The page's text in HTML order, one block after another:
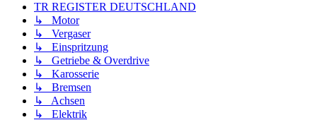
TR REGISTER DEUTSCHLAND
↳ Motor
↳ Vergaser
↳ Einspritzung
↳ Getriebe & Overdrive
↳ Karosserie
↳ Bremsen
↳ Achsen
↳ Elektrik